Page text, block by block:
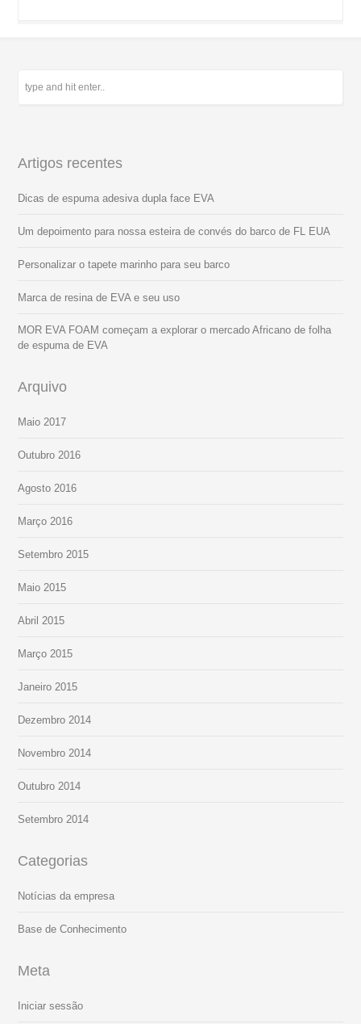
Artigos recentes
Dicas de espuma adesiva dupla face EVA
Um depoimento para nossa esteira de convés do barco de FL EUA
Personalizar o tapete marinho para seu barco
Marca de resina de EVA e seu uso
MOR EVA FOAM começam a explorar o mercado Africano de folha
de espuma de EVA
Arquivo
Maio 2017
Outubro 2016
Agosto 2016
Março 2016
Setembro 2015
Maio 2015
Abril 2015
Março 2015
Janeiro 2015
Dezembro 2014
Novembro 2014
Outubro 2014
Setembro 2014
Categorias
Notícias da empresa
Base de Conhecimento
Meta
Iniciar sessão